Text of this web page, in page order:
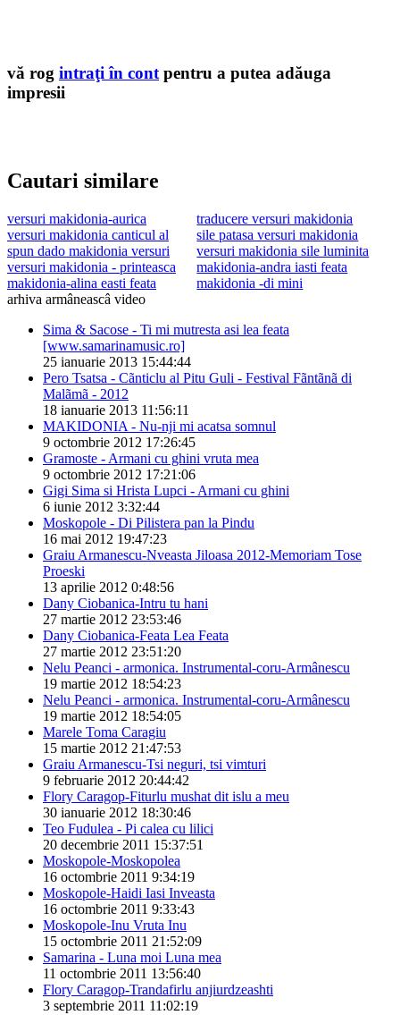
vă rog intraţi în cont pentru a putea adăuga
impresii
Cautari similare
versuri makidonia-aurica
traducere versuri makidonia
versuri makidonia canticul al
sile patasa versuri makidonia
spun dado makidonia versuri
versuri makidonia sile luminita
versuri makidonia - printeasca
makidonia-andra iasti feata
makidonia-alina easti feata
makidonia -di mini
arhiva armâneascâ video
Sima & Sacose - Ti mi mutresta asi lea feata
[www.samarinamusic.ro]
25 ianuarie 2013 15:44:44
Pero Tsatsa - Cãnticlu al Pitu Guli - Festival Fãntãnã di
Malãmã - 2012
18 ianuarie 2013 11:56:11
MAKIDONIA - Nu-nji mi acatsa somnul
9 octombrie 2012 17:26:45
Gramoste - Armani cu ghini vruta mea
9 octombrie 2012 17:21:06
Gigi Sima si Hrista Lupci - Armani cu ghini
6 iunie 2012 3:32:44
Moskopole - Di Pilistera pan la Pindu
16 mai 2012 19:47:23
Graiu Armanescu-Nveasta Jiloasa 2012-Memoriam Tose
Proeski
13 aprilie 2012 0:48:56
Dany Ciobanica-Intru tu hani
27 martie 2012 23:53:46
Dany Ciobanica-Feata Lea Feata
27 martie 2012 23:51:20
Nelu Peanci - armonica. Instrumental-coru-Armânescu
19 martie 2012 18:54:23
Nelu Peanci - armonica. Instrumental-coru-Armânescu
19 martie 2012 18:54:05
Marele Toma Caragiu
15 martie 2012 21:47:53
Graiu Armanescu-Tsi neguri, tsi vimturi
9 februarie 2012 20:44:42
Flory Caragop-Fiturlu mushat dit islu a meu
30 ianuarie 2012 18:30:46
Teo Fudulea - Pi calea cu lilici
20 decembrie 2011 15:37:51
Moskopole-Moskopolea
16 octombrie 2011 9:34:19
Moskopole-Haidi Iasi Inveasta
16 octombrie 2011 9:33:43
Moskopole-Inu Vruta Inu
15 octombrie 2011 21:52:09
Samarina - Luna moi Luna mea
11 octombrie 2011 13:56:40
Flory Caragop-Trandafirlu anjiurdzeashti
3 septembrie 2011 11:02:19